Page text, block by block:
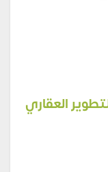
العقاري